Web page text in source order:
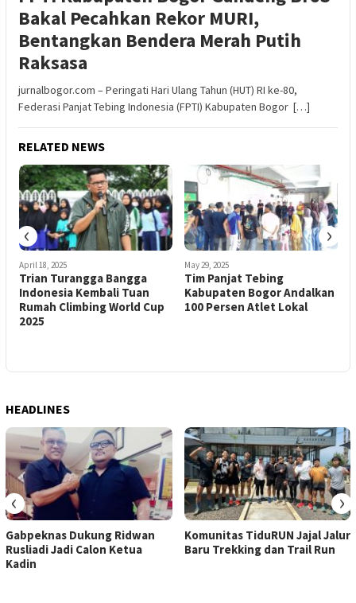
Bakal Pecahkan Rekor MURI,
Bentangkan Bendera Merah Putih
Raksasa
jurnalbogor.com – Peringati Hari Ulang Tahun (HUT) RI ke-80,
Federasi Panjat Tebing Indonesia (FPTI) Kabupaten Bogor […]
RELATED NEWS
April 18, 2025
Trian Turangga Bangga
Indonesia Kembali Tuan
Rumah Climbing World Cup
2025
May 29, 2025
Tim Panjat Tebing
Kabupaten Bogor Andalkan
100 Persen Atlet Lokal
‹ ›
HEADLINES
Gabpeknas Dukung Ridwan
Rusliadi Jadi Calon Ketua
Kadin
Komunitas TiduRUN Jajal Jalur
Baru Trekking dan Trail Run
‹ ›